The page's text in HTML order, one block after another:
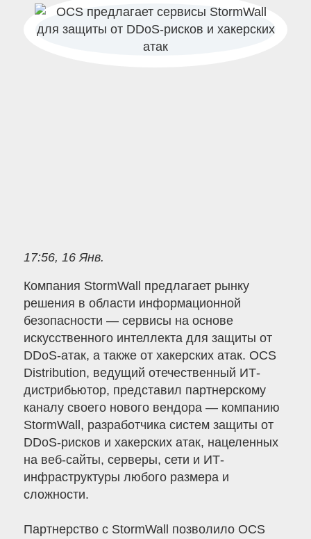
17:56, 16 Янв.
Компания StormWall предлагает рынку
решения в области информационной
безопасности — сервисы на основе
искусственного интеллекта для защиты от
DDoS-атак, а также от хакерских атак. OCS
Distribution, ведущий отечественный ИТ-
дистрибьютор, представил партнерскому
каналу своего нового вендора — компанию
StormWall, разработчика систем защиты от
DDoS-рисков и хакерских атак, нацеленных
на веб-сайты, серверы, сети и ИТ-
инфраструктуры любого размера и
сложности.
Партнерство с StormWall позволило OCS